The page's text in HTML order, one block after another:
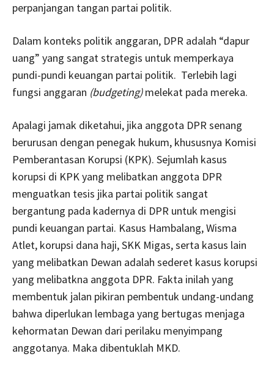
perpanjangan tangan partai politik.
Dalam konteks politik anggaran, DPR adalah “dapur
uang” yang sangat strategis untuk memperkaya
pundi-pundi keuangan partai politik. Terlebih lagi
fungsi anggaran (budgeting)melekat pada mereka.
Apalagi jamak diketahui, jika anggota DPR senang
berurusan dengan penegak hukum, khususnya Komisi
Pemberantasan Korupsi (KPK). Sejumlah kasus
korupsi di KPK yang melibatkan anggota DPR
menguatkan tesis jika partai politik sangat
bergantung pada kadernya di DPR untuk mengisi
pundi keuangan partai. Kasus Hambalang, Wisma
Atlet, korupsi dana haji, SKK Migas, serta kasus lain
yang melibatkan Dewan adalah sederet kasus korupsi
yang melibatkna anggota DPR. Fakta inilah yang
membentuk jalan pikiran pembentuk undang-undang
bahwa diperlukan lembaga yang bertugas menjaga
kehormatan Dewan dari perilaku menyimpang
anggotanya. Maka dibentuklah MKD.